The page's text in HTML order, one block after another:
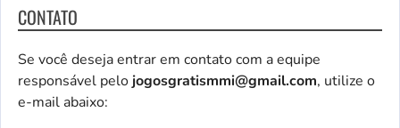
CONTATO
Se você deseja entrar em contato com a equipe
responsável pelojogosgratismmi@gmail.com, utilize o
e-mail abaixo: